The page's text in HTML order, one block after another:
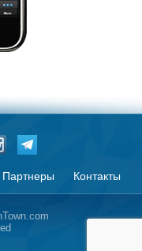
Партнеры Контакты